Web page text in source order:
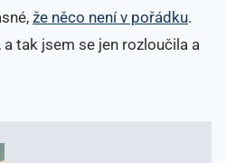
že něco není v pořádku.
tak jsem se jen rozloučila a